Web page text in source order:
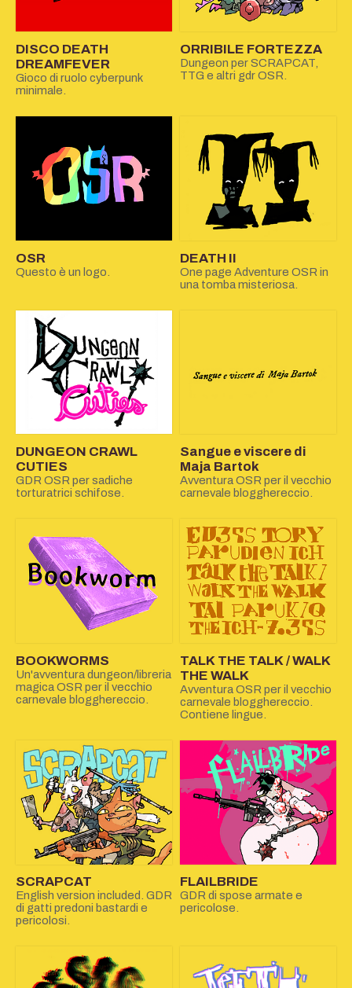
DISCO DEATH
DREAMFEVER
Gioco di ruolo cyberpunk
minimale.
ORRIBILE FORTEZZA
Dungeon per SCRAPCAT,
TTG e altri gdr OSR.
OSR
Questo è un logo.
DEATH II
One page Adventure OSR in
una tomba misteriosa.
DUNGEON CRAWL
CUTIES
GDR OSR per sadiche
torturatrici schifose.
Sangue e viscere di
Maja Bartok
Avventura OSR per il vecchio
carnevale blogghereccio.
BOOKWORMS
Un'avventura dungeon/libreria
magica OSR per il vecchio
carnevale blogghereccio.
TALK THE TALK / WALK
THE WALK
Avventura OSR per il vecchio
carnevale blogghereccio.
Contiene lingue.
SCRAPCAT
English version included. GDR
di gatti predoni bastardi e
pericolosi.
FLAILBRIDE
GDR di spose armate e
pericolose.